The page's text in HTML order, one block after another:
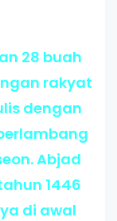
28 buah
rakyat
dengan
Abjad
1446
di awal